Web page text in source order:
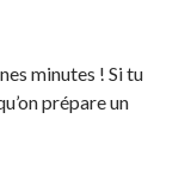
minutes ! Si tu
prépare un